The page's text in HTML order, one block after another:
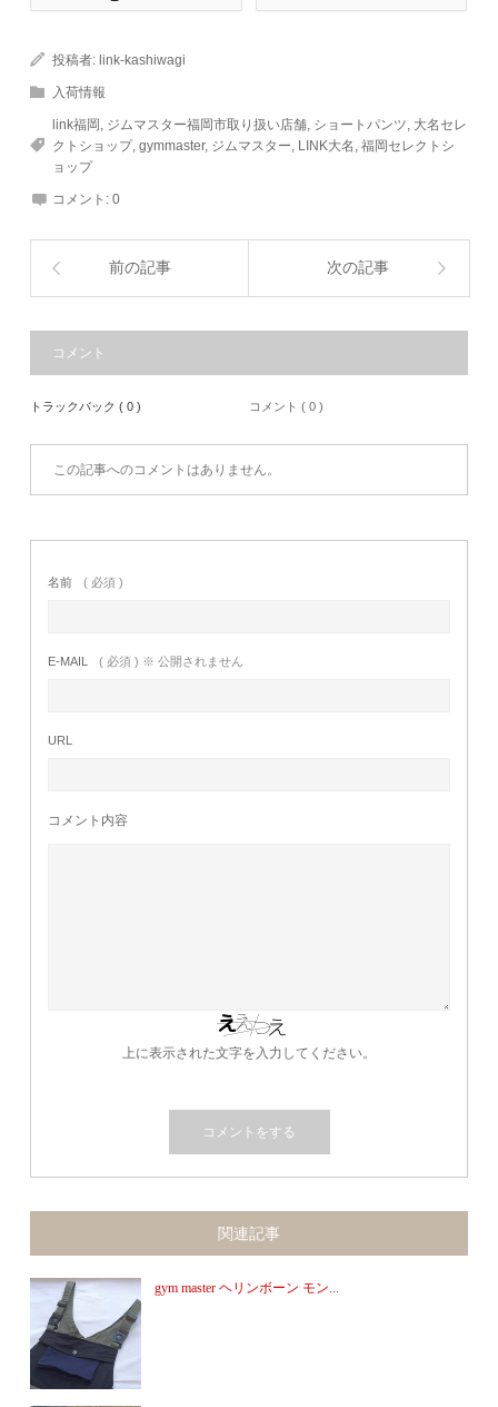
投稿者: link-kashiwagi
入荷情報
link福岡 , ジムマスター福岡市取り扱い店舗, ショートパンツ, 大名セレ
クトショップ,gymmaster, ジムマスター, LINK大名 ,福岡セレクトシ
ョップ
コメント:0
前の記事 次の記事
コメント
トラックバック ( 0 ) コメント ( 0 )
この記事へのコメントはありません。
名前 ( 必須 )
E-MAIL ( 必須 ) ※ 公開されません
URL
コメント内容
上に表示された文字を入力してください。
関連記事
gym master ヘリンボーン モン...